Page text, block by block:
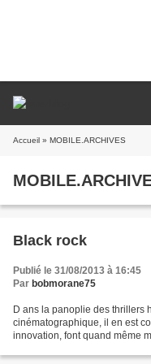
Accueil » MOBILE.ARCHIVES
Black rock
Publié le 31/08/2013 à 16:45
Par bobmorane75
D ans la panoplie des thrillers
cinématographique, il en est
innovation, font quand même